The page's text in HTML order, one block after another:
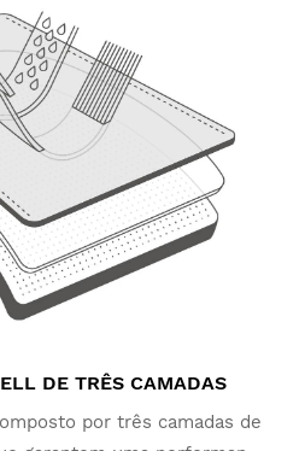
o método de
DE TRÊS CAMADAS
por três camadas de